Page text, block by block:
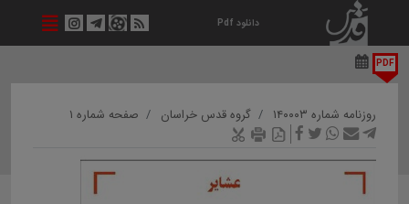
دانلود Pdf
PDF
روزنامه شماره ۱۴۰۰۰۳ گروه قدس خراسان صفحه شماره ۱